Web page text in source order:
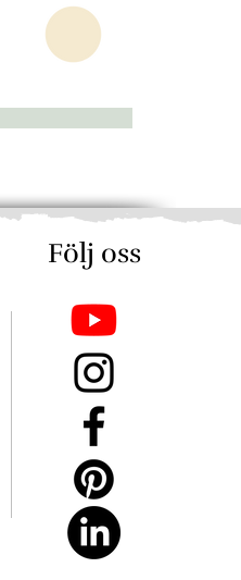
Följ oss​​